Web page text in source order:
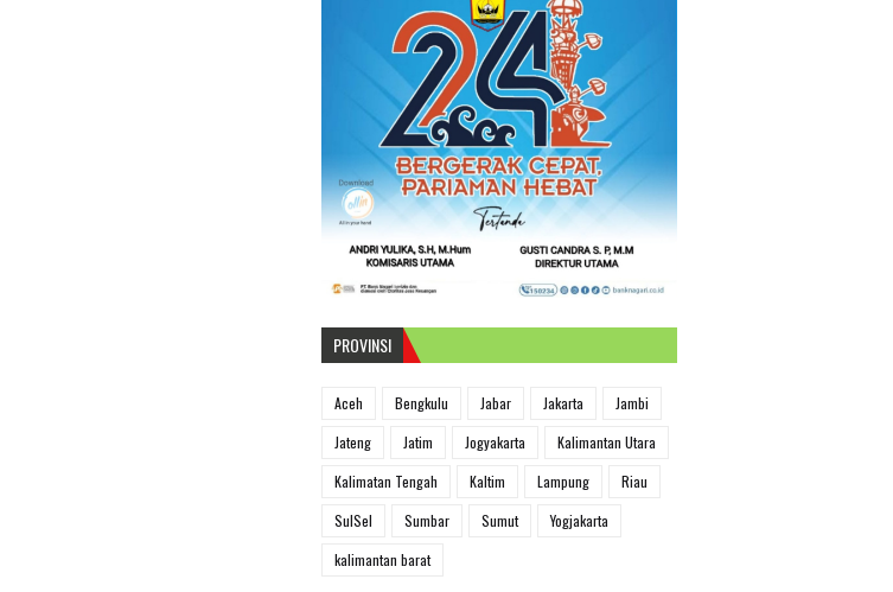
PROVINSI
Aceh Bengkulu Jabar Jakarta
Jambi
Jateng
Jatim Jogyakarta
Kalimantan Utara
Kalimatan Tengah
Kaltim Lampung
Riau
SulSel
Sumbar Sumut
Yogjakarta
kalimantan barat